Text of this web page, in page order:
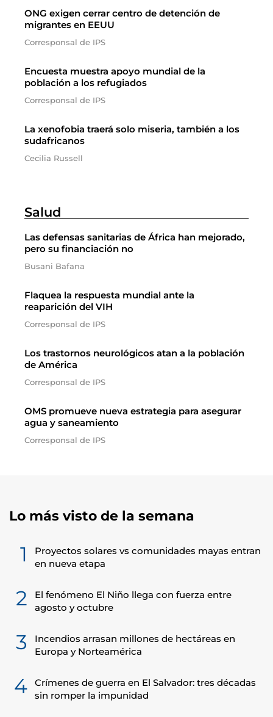
ONG exigen cerrar centro de detención de
migrantes en EEUU
Corresponsal de IPS
Encuesta muestra apoyo mundial de la
población a los refugiados
Corresponsal de IPS
La xenofobia traerá solo miseria, también a los
sudafricanos
Cecilia Russell
Salud
Las defensas sanitarias de África han mejorado,
pero su financiación no
Busani Bafana
Flaquea la respuesta mundial ante la
reaparición del VIH
Corresponsal de IPS
Los trastornos neurológicos atan a la población
de América
Corresponsal de IPS
OMS promueve nueva estrategia para asegurar
agua y saneamiento
Corresponsal de IPS
Lo más visto de la semana
1
Proyectos solares vs comunidades mayas entran
en nueva etapa
2
El fenómeno El Niño llega con fuerza entre
agosto y octubre
3
Incendios arrasan millones de hectáreas en
Europa y Norteamérica
4
Crímenes de guerra en El Salvador: tres décadas
sin romper la impunidad